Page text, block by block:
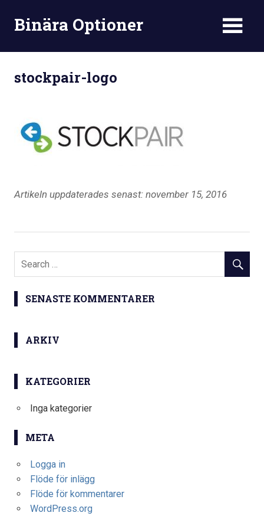
Binära Optioner
stockpair-logo
Artikeln uppdaterades senast: november 15, 2016
SENASTE KOMMENTARER
ARKIV
KATEGORIER
Inga kategorier
META
Logga in
Flöde för inlägg
Flöde för kommentarer
WordPress.org